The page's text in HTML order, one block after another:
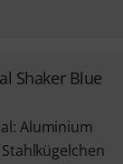
Shaker Blue
Aluminium